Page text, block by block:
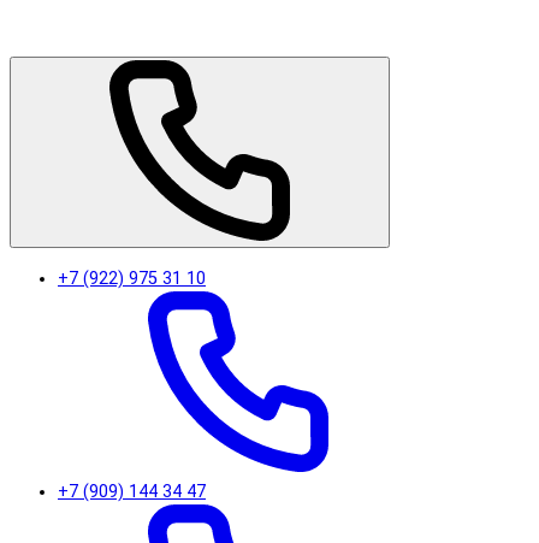
+7 (922) 975 31 10
+7 (909) 144 34 47